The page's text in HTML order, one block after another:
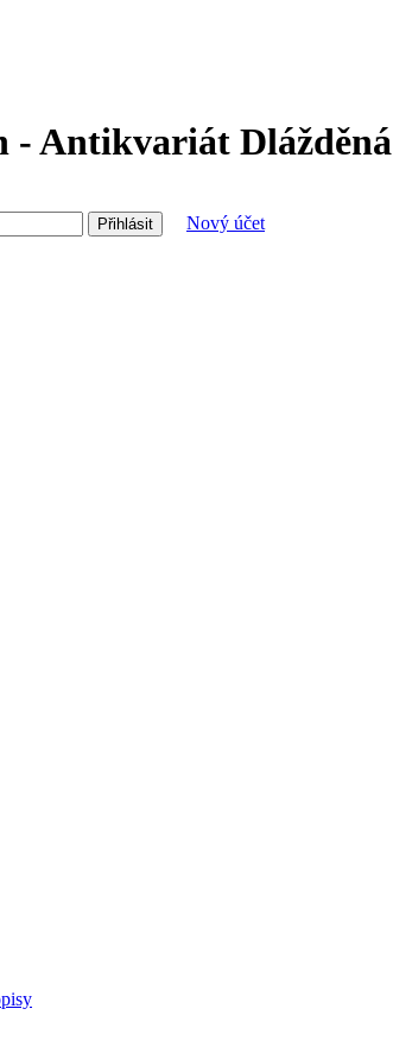
- Antikvariát Dlážděná
Nový účet